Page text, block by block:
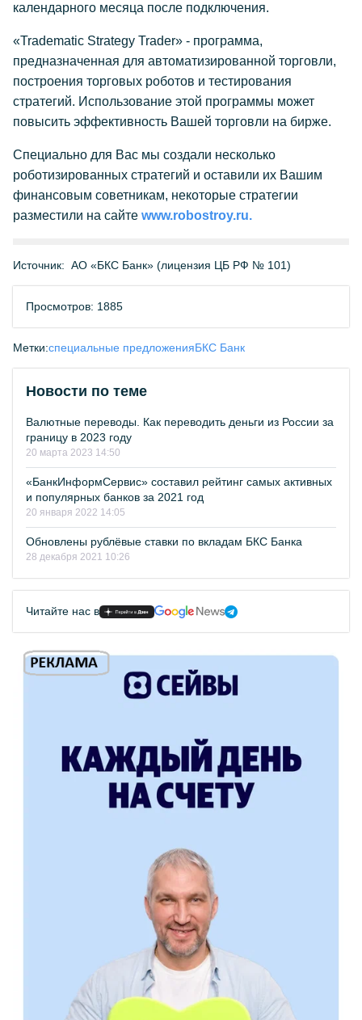
календарного месяца после подключения.
«Tradematic Strategy Trader» - программа,
предназначенная для автоматизированной торговли,
построения торговых роботов и тестирования
стратегий. Использование этой программы может
повысить эффективность Вашей торговли на бирже.
Специально для Вас мы создали несколько
роботизированных стратегий и оставили их Вашим
финансовым советникам, некоторые стратегии
разместили на сайте www.robostroy.ru.
Источник: АО «БКС Банк» (лицензия ЦБ РФ № 101)
Просмотров: 1885
Метки:специальные предложенияБКС Банк
Новости по теме
Валютные переводы. Как переводить деньги из России за
границу в 2023 году
20 марта 2023 14:50
«БанкИнформСервис» составил рейтинг самых активных
и популярных банков за 2021 год
20 января 2022 14:05
Обновлены рублёвые ставки по вкладам БКС Банка
28 декабря 2021 10:26
Читайте нас в